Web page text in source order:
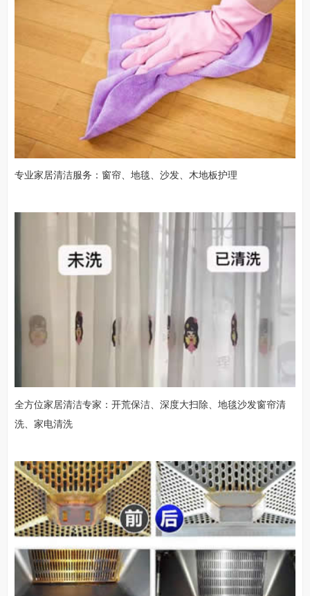
专业家居清洁服务：窗帘、地毯、沙发、木地板护理
全方位家居清洁专家：开荒保洁、深度大扫除、地毯沙发窗帘清
洗、家电清洗